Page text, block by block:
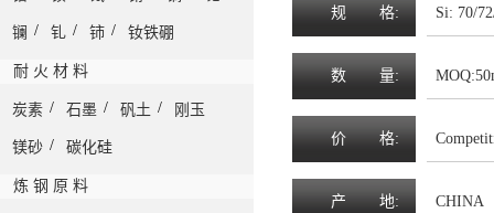
镧 / 钆 / 铈 / 钕铁硼
耐 火 材 料
炭素 / 石墨 / 矾土 / 刚玉
镁砂 / 碳化硅
炼 钢 原 料
规 格: Si: 70/
数 量:
价 格:
产 地: CHINA